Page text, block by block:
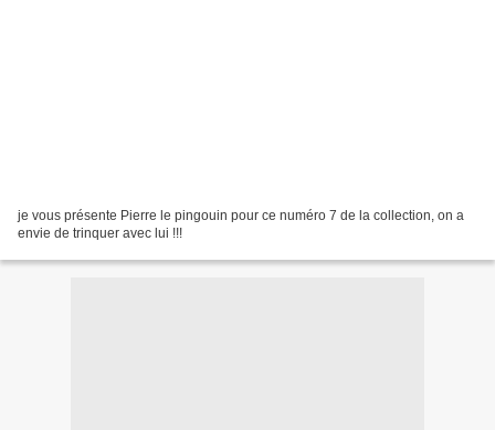
je vous présente Pierre le pingouin pour ce numéro 7 de la collection, on a
envie de trinquer avec lui !!!